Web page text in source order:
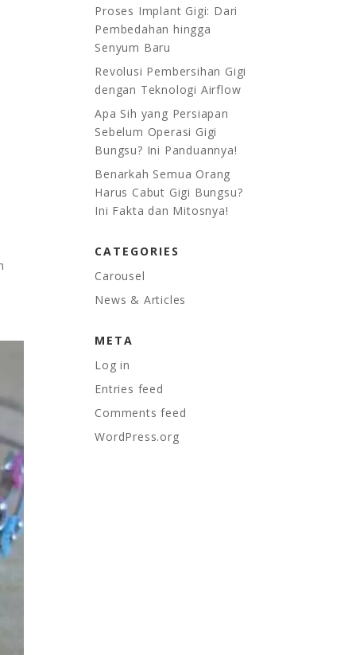
Proses Implant Gigi: Dari
Pembedahan hingga
Senyum Baru
Revolusi Pembersihan Gigi
dengan Teknologi Airflow
Apa Sih yang Persiapan
Sebelum Operasi Gigi
Bungsu? Ini Panduannya!
Benarkah Semua Orang
Harus Cabut Gigi Bungsu?
Ini Fakta dan Mitosnya!
CATEGORIES
Carousel
News & Articles
META
Log in
Entries feed
Comments feed
WordPress.org